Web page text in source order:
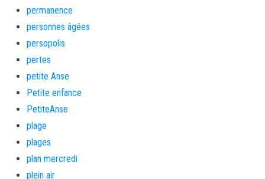
permanence
personnes âgées
persopolis
pertes
petite Anse
Petite enfance
PetiteAnse
plage
plages
plan mercredi
plein air